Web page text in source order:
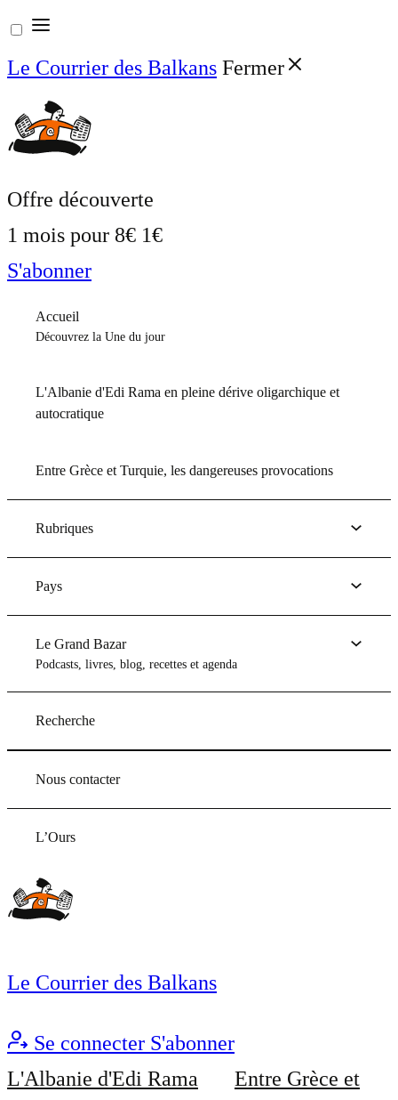
Aller
au
contenu
Le Courrier des Balkans Fermer
Offre découverte
1 mois pour 8€ 1€
S'abonner
Accueil
Découvrez la Une du jour
L'Albanie d'Edi Rama en pleine dérive oligarchique et
autocratique
Entre Grèce et Turquie, les dangereuses provocations
Rubriques
Pays
Le Grand Bazar
Podcasts, livres, blog, recettes et agenda
Recherche
Nous contacter
L’Ours
Le Courrier des Balkans
Se connecter S'abonner
L'Albanie d'Edi Rama
Entre Grèce et